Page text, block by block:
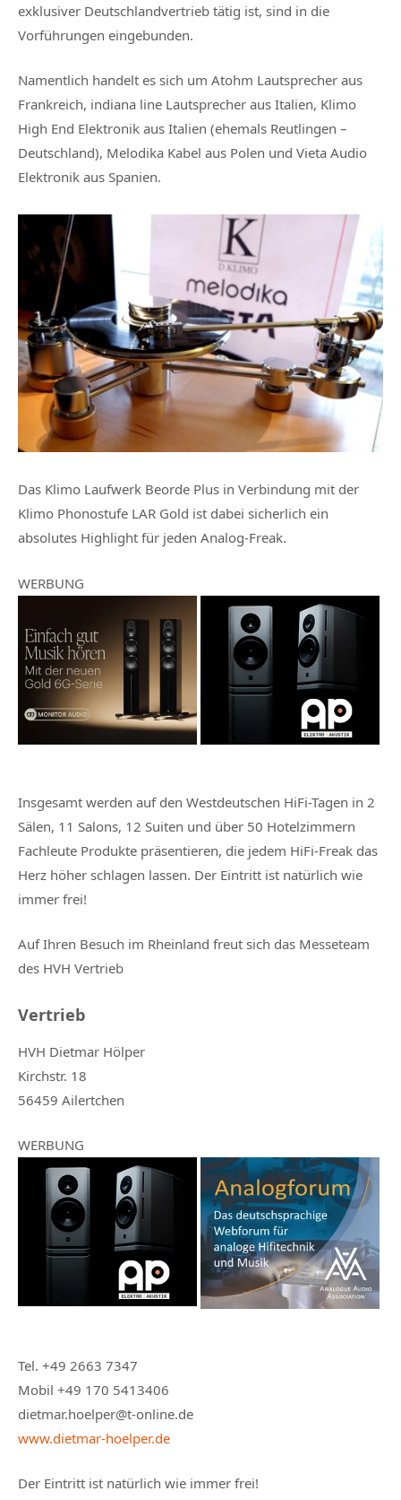
exklusiver Deutschlandvertrieb tätig ist, sind in die
Vorführungen eingebunden.
Namentlich handelt es sich um Atohm Lautsprecher aus
Frankreich, indiana line Lautsprecher aus Italien, Klimo
High End Elektronik aus Italien (ehemals Reutlingen –
Deutschland), Melodika Kabel aus Polen und Vieta Audio
Elektronik aus Spanien.
Das Klimo Laufwerk Beorde Plus in Verbindung mit der
Klimo Phonostufe LAR Gold ist dabei sicherlich ein
absolutes Highlight für jeden Analog-Freak.
WERBUNG
Insgesamt werden auf den Westdeutschen HiFi-Tagen in 2
Sälen, 11 Salons, 12 Suiten und über 50 Hotelzimmern
Fachleute Produkte präsentieren, die jedem HiFi-Freak das
Herz höher schlagen lassen. Der Eintritt ist natürlich wie
immer frei!
Auf Ihren Besuch im Rheinland freut sich das Messeteam
des HVH Vertrieb
Vertrieb
HVH Dietmar Hölper
Kirchstr. 18
56459 Ailertchen
WERBUNG
Tel. +49 2663 7347
Mobil +49 170 5413406
dietmar.hoelper@t-online.de
www.dietmar-hoelper.de
Der Eintritt ist natürlich wie immer frei!